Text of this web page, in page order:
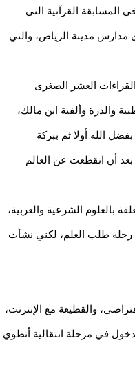
في المسابقة القرآنية التي
مدارس مدينة الرياض، والتي
الله- القراءات العشر الصغرى
والدرة وألفية ابن مالك،
الله أولا ثم ببركة
أن انقطعت عن العالم
بالعلوم الشرعية والعربية،
رحلة طلب العلم، لكني نشأت
الافتراضي، والقطيعة مع الإنترنت،
في مرحلة انتقالية أنطوي